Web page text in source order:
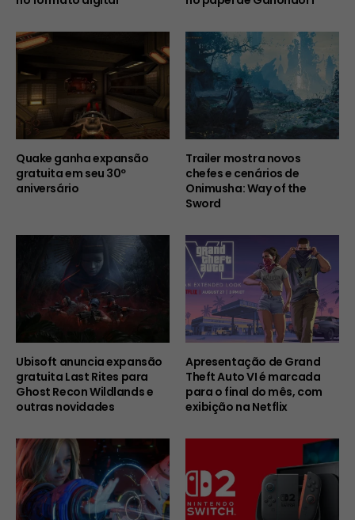
Quake ganha expansão
gratuita em seu 30º
aniversário
Trailer mostra novos
chefes e cenários de
Onimusha: Way of the
Sword
Ubisoft anuncia expansão
gratuita Last Rites para
Ghost Recon Wildlands e
outras novidades
Apresentação de Grand
Theft Auto VI é marcada
para o final do mês, com
exibição na Netflix